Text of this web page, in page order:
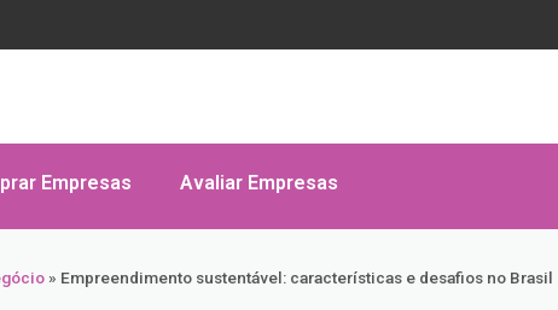
Empresas Avaliar Empresas
» Empreendimento sustentável: características e desafios no Brasil